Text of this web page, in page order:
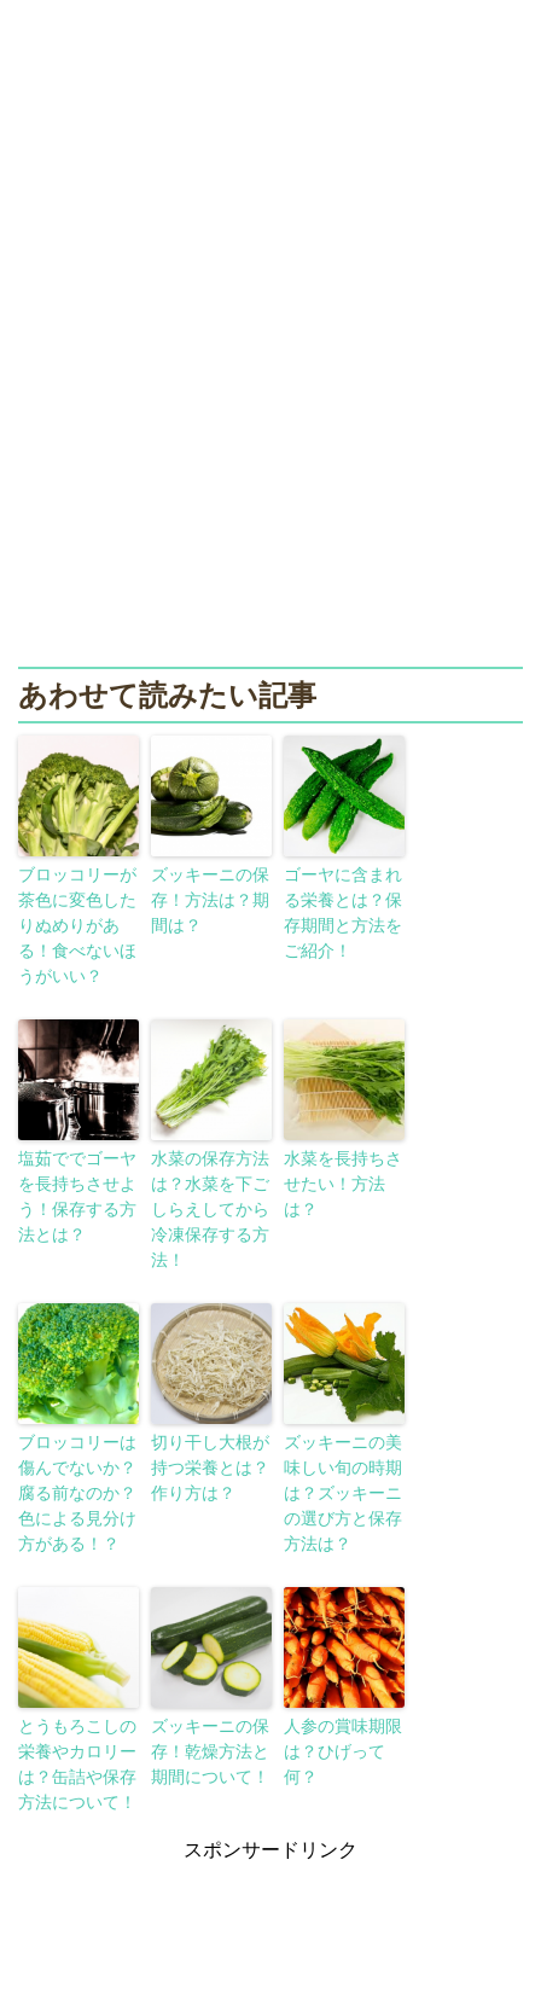
あわせて読みたい記事
ブロッコリーが
茶色に変色した
りぬめりがあ
る！食べないほ
うがいい？
ズッキーニの保
存！方法は？期
間は？
ゴーヤに含まれ
る栄養とは？保
存期間と方法を
ご紹介！
塩茹ででゴーヤ
を長持ちさせよ
う！保存する方
法とは？
水菜の保存方法
は？水菜を下ご
しらえしてから
冷凍保存する方
法！
水菜を長持ちさ
せたい！方法
は？
ブロッコリーは
傷んでないか？
腐る前なのか？
色による見分け
方がある！？
切り干し大根が
持つ栄養とは？
作り方は？
ズッキーニの美
味しい旬の時期
は？ズッキーニ
の選び方と保存
方法は？
とうもろこしの
栄養やカロリー
は？缶詰や保存
方法について！
ズッキーニの保
存！乾燥方法と
期間について！
人参の賞味期限
は？ひげって
何？
スポンサードリンク